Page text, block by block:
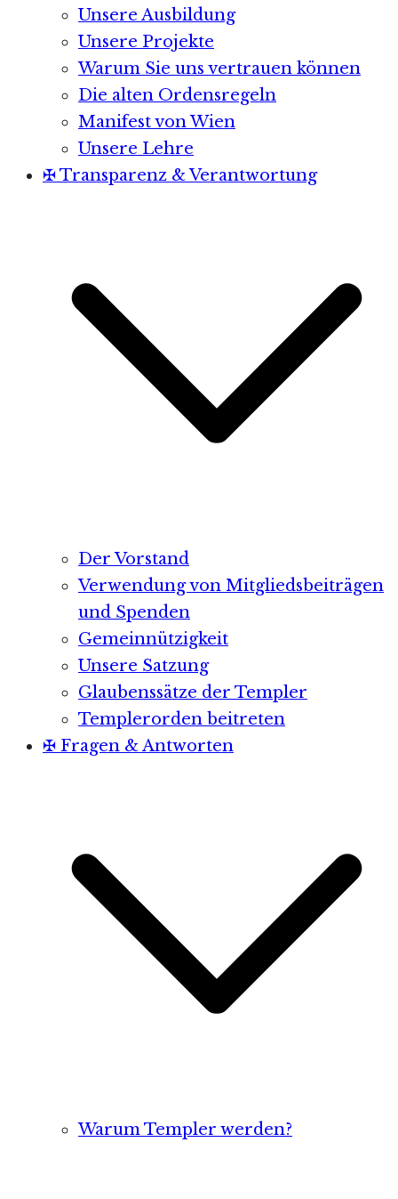
Unsere Ausbildung
Unsere Projekte
Warum Sie uns vertrauen können
Die alten Ordensregeln
Manifest von Wien
Unsere Lehre
✠ Transparenz & Verantwortung
Der Vorstand
Verwendung von Mitgliedsbeiträgen
und Spenden
Gemeinnützigkeit
Unsere Satzung
Glaubenssätze der Templer
Templerorden beitreten
✠ Fragen & Antworten
Warum Templer werden?